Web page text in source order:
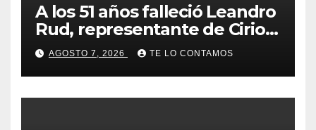
A los 51 años falleció Leandro
Rud, representante de Cirio,
Loly, Marengo y Maglietti
AGOSTO 7, 2026 TE LO CONTAMOS